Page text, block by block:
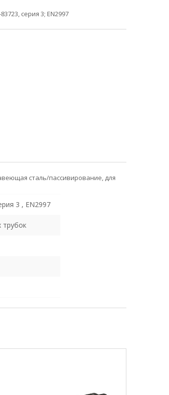
серия 3; EN2997
сталь/пассивирование, для
3 , EN2997
трубок